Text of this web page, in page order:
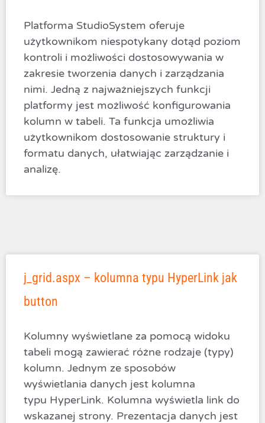
Platforma StudioSystem oferuje
użytkownikom niespotykany dotąd poziom
kontroli i możliwości dostosowywania w
zakresie tworzenia danych i zarządzania
nimi. Jedną z najważniejszych funkcji
platformy jest możliwość konfigurowania
kolumn w tabeli. Ta funkcja umożliwia
użytkownikom dostosowanie struktury i
formatu danych, ułatwiając zarządzanie i
analizę.
j_grid.aspx – kolumna typu HyperLink jak
button
Kolumny wyświetlane za pomocą widoku
tabeli mogą zawierać różne rodzaje (typy)
kolumn. Jednym ze sposobów
wyświetlania danych jest kolumna
typu HyperLink. Kolumna wyświetla link do
wskazanej strony. Prezentacja danych jest